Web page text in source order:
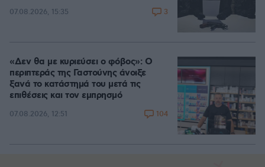
07.08.2026, 15:35 3
«Δεν θα με κυριεύσει ο φόβος»: Ο
περιπτεράς της Γαστούνης άνοιξε
ξανά το κατάστημά του μετά τις
επιθέσεις και τον εμπρησμό
07.08.2026, 12:51 104